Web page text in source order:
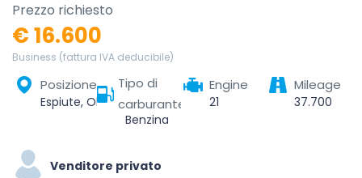
Prezzo richiesto
€ 16.600
Business (fattura IVA deducibile)
Posizione
Espiute, Oloron-Sainte-Marie, Pyrénées-Atlantiques, Nouvelle-Aquitaine, Metropolitan France, 64390, France
Tipo di
carburante
Benzina
Engine
21
Mileage
37.700
Venditore privato